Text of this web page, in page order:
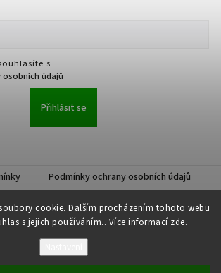
cookie. Dalším procházením tohoto webu
s jejich používáním.. Více informací zde.
s
údajů
Přihlásit se
Podmínky ochrany osobních údajů
JKK Professional s.r.o.. Všechna práva vyhrazena.